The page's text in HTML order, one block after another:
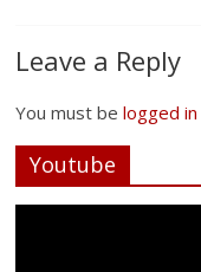
Leave a Reply
You must belogged in
Youtube